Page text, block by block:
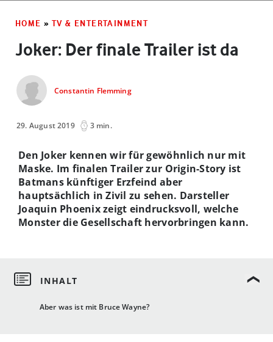
HOME » TV & ENTERTAINMENT
Joker: Der finale Trailer ist da
Constantin Flemming
29. August 2019 3 min.
Aber was ist mit Bruce Wayne?
Den Joker kennen wir für gewöhnlich nur mit
Maske. Im finalen Trailer zur Origin-Story ist
Batmans künftiger Erzfeind aber
hauptsächlich in Zivil zu sehen. Darsteller
Joaquin Phoenix zeigt eindrucksvoll, welche
Monster die Gesellschaft hervorbringen kann.